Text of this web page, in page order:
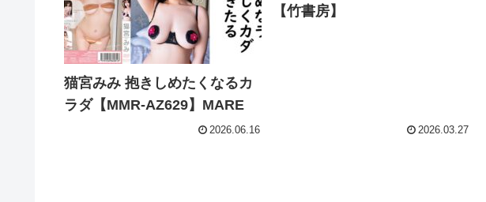
猫宮みみ 抱きしめたくなるカ
ラダ【MMR-AZ629】MARE
2026.06.16
【竹書房】
2026.03.27